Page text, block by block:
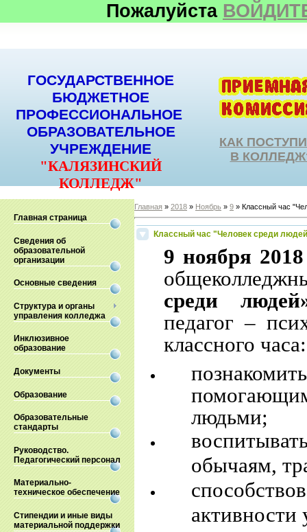
Пожалуйста
ГОСУДАРСТВЕННОЕ
БЮДЖЕТНОЕ
ПРОФЕССИОНАЛЬНОЕ
ОБРАЗОВАТЕЛЬНОЕ
УЧРЕЖДЕНИЕ
"КАЛЯЗИНСКИЙ
КОЛЛЕДЖ"
КАК
В
Главная страница
Сведения об
образовательной
организации
Основные сведения
Структура и органы
управления колледжа
Инклюзивное
образование
Документы
Образование
Образовательные
стандарты
Руководство.
Педагогический персонал
Материально-
техническое обеспечение
Стипендии и иные виды
материальной поддержки
Главная » 2018 » Ноябрь » 9 » Классный час
Классный час "Человек среди
9 ноября 2018
среди
педагог –
классного часа:
людьми;
обычаям,
активности